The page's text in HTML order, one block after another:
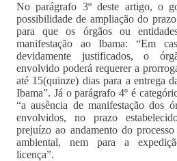
No parágrafo 3º deste artigo, o
possibilidade de ampliação do
para que os órgãos ou
manifestação ao Ibama: “Em
devidamente justificados, o
envolvido poderá requerer a
até 15(quinze) dias para a entrega
Ibama”. Já o parágrafo 4º é
“a ausência de manifestação dos
envolvidos, no prazo
prejuízo ao andamento do
ambiental, nem para a
licença”.